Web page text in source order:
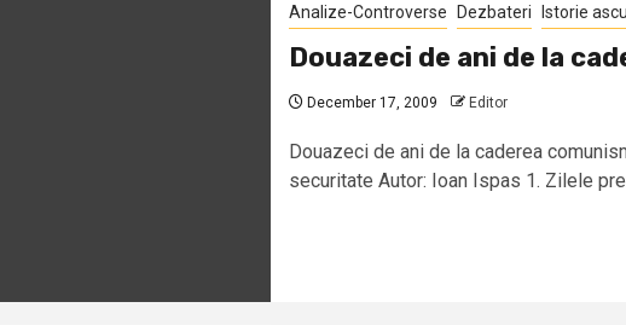
Analize-Controverse Dezbateri Istorie
Douazeci de ani de la
December 17, 2009 Editor
Douazeci de ani de la caderea
securitate Autor: Ioan Ispas 1. Zilele